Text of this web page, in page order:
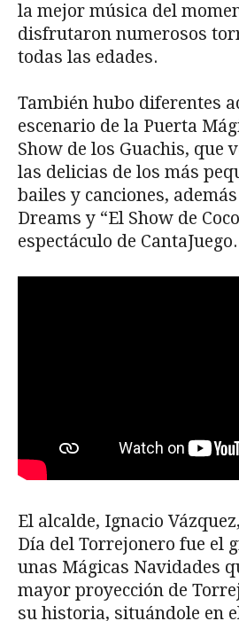
la mejor música del
disfrutaron numerosos
todas las edades.
También hubo diferentes
escenario de la Puerta
Show de los Guachis, que
las delicias de los más
bailes y canciones,
Dreams y “El Show de
espectáculo de CantaJuego.
El alcalde, Ignacio
Día del Torrejonero fue el
unas Mágicas Navidades
mayor proyección de
su historia, situándole en